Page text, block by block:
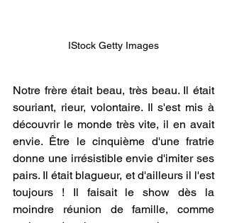
IStock Getty Images
Notre frère était beau, très beau. Il était
souriant, rieur, volontaire. Il s'est mis à
découvrir le monde très vite, il en avait
envie. Être le cinquième d'une fratrie
donne une irrésistible envie d'imiter ses
pairs. Il était blagueur, et d'ailleurs il l'est
toujours ! Il faisait le show dès la
moindre réunion de famille, comme